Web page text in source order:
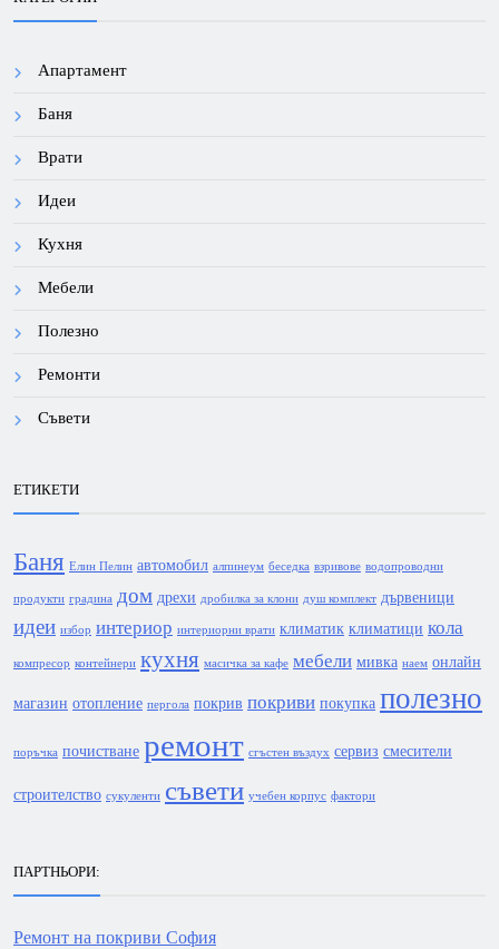
Апартамент
Баня
Врати
Идеи
Кухня
Мебели
Полезно
Ремонти
Съвети
ЕТИКЕТИ
Баня Елин Пелин автомобил алпинеум беседка взривове водопроводни
продукти градина дом дрехи дробилка за клони душ комплект дървеници
идеи избор интериор интериорни врати климатик климатици кола
компресор контейнери кухня масичка за кафе мебели мивка наем онлайн
магазин отопление пергола покрив покриви покупка полезно
поръчка почистване ремонт сгъстен въздух сервиз смесители
строителство сукуленти съвети учебен корпус фактори
ПАРТНЬОРИ:
Ремонт на покриви София